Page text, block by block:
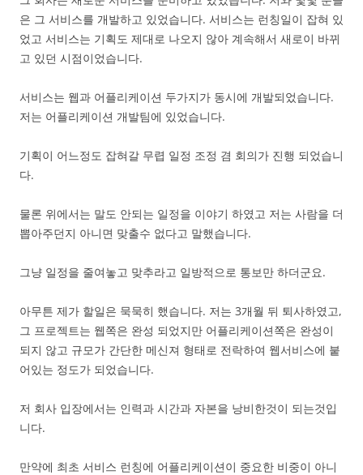
은 그 서비스를 개발하고 있었습니다. 서비스는 런칭일이 잡혀 있
었고 서비스는 기획도 제대로 나오지 않아 계속해서 새로이 바뀌
고 있던 시점이었습니다.
서비스는 웹과 어플리케이션 두가지가 동시에 개발되었습니다.
저는 어플리케이션 개발팀에 있었습니다.
기획이 어느정도 잡혀갈 무렵 일정 조정 겸 회의가 진행 되었습니
다.
물론 위에서는 말도 안되는 일정을 이야기 하였고 저는 사람을 더
뽑아주던지 아니면 맞출수 없다고 말했습니다.
그냥 일정을 줄여놓고 맞추라고 일방적으로 통보만 하더군요.
아무튼 제가 할일은 묵묵히 했습니다. 저는 3개월 뒤 퇴사하였고,
그 프로젝트는 웹쪽은 완성 되었지만 어플리케이션쪽은 완성이
되지 않고 규모가 간단한 메신져 형태로 전락하여 웹서비스에 붙
어있는 정도가 되었습니다.
저 회사 입장에서는 인력과 시간과 자본을 낭비한것이 되는것입
니다.
만약에 최초 서비스 런칭에 어플리케이션이 중요한 비중이 아니